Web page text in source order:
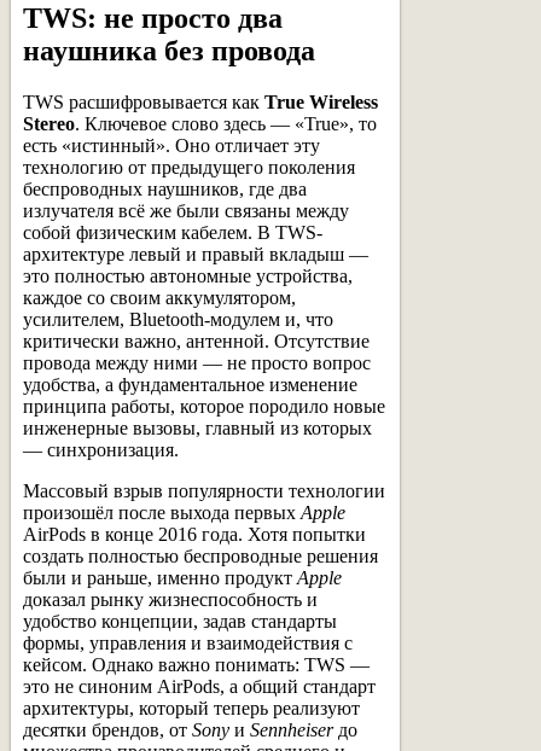
TWS: не просто два
наушника без провода
TWS расшифровывается как True Wireless
Stereo. Ключевое слово здесь — «True», то
есть «истинный». Оно отличает эту
технологию от предыдущего поколения
беспроводных наушников, где два
излучателя всё же были связаны между
собой физическим кабелем. В TWS-
архитектуре левый и правый вкладыш —
это полностью автономные устройства,
каждое со своим аккумулятором,
усилителем, Bluetooth-модулем и, что
критически важно, антенной. Отсутствие
провода между ними — не просто вопрос
удобства, а фундаментальное изменение
принципа работы, которое породило новые
инженерные вызовы, главный из которых
— синхронизация.
Массовый взрыв популярности технологии
произошёл после выхода первых Apple
AirPods в конце 2016 года. Хотя попытки
создать полностью беспроводные решения
были и раньше, именно продукт Apple
доказал рынку жизнеспособность и
удобство концепции, задав стандарты
формы, управления и взаимодействия с
кейсом. Однако важно понимать: TWS —
это не синоним AirPods, а общий стандарт
архитектуры, который теперь реализуют
десятки брендов, от Sony и Sennheiserдо